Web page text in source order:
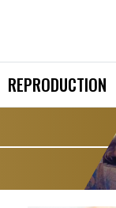
REPRODUCTION